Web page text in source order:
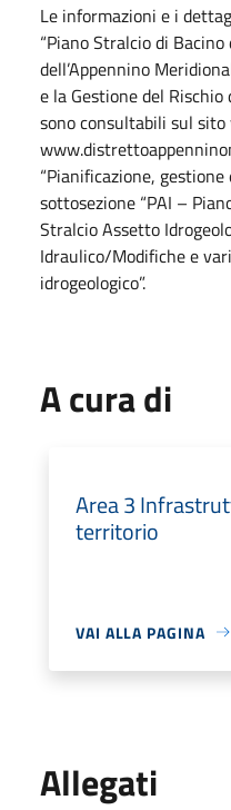
Le informazioni e i
“Piano Stralcio di
dell’Appennino
e la Gestione del
sono consultabili sul
“Pianificazione, gestione
sottosezione “PAI –
Stralcio Assetto
Idraulico/Modifiche e
idrogeologico”.
A cura di
Area 3
territorio
VAI ALLA PAGINA
Allegati